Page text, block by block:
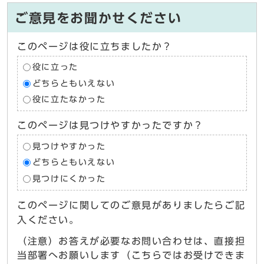
ご意見をお聞かせください
このページは役に立ちましたか？
役に立った
どちらともいえない
役に立たなかった
このページは見つけやすかったですか？
見つけやすかった
どちらともいえない
見つけにくかった
このページに関してのご意見がありましたらご記
入ください。
（注意）お答えが必要なお問い合わせは、直接担
当部署へお願いします（こちらではお受けできま